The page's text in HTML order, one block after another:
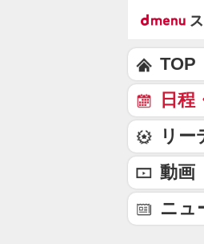
TOP
日程
リー
動画
ニュ